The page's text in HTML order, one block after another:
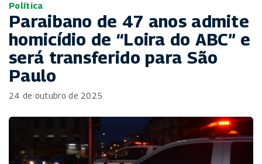
Política
Paraibano de 47 anos admite
homicídio de “Loira do ABC” e
será transferido para São
Paulo
24 de outubro de 2025